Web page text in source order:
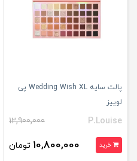
پالت سایه Wedding Wish XL پی
لوییز
P.Louise
12,900,000
خرید 10,800,000 تومان